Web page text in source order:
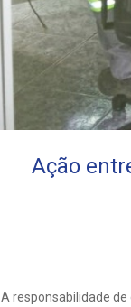
Ação
A responsabilidade